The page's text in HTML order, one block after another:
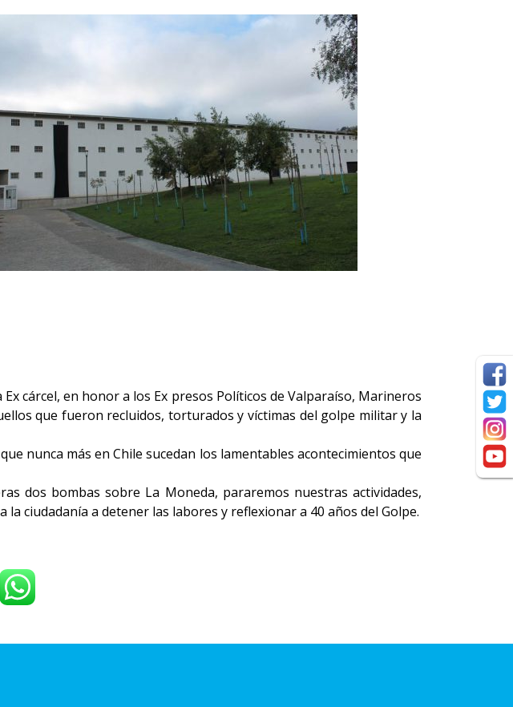
cárcel, en honor a los Ex presos Políticos de Valparaíso, Marineros
que fueron recluidos, torturados y víctimas del golpe militar y la
nunca más en Chile sucedan los lamentables acontecimientos que
dos bombas sobre La Moneda, pararemos nuestras actividades,
ciudadanía a detener las labores y reflexionar a 40 años del Golpe.